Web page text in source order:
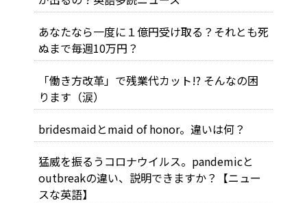
あなたなら一度に１億円受け取る？それとも死
ぬまで毎週10万円？
「働き方改革」で残業代カット!? そんなの困
ります（涙）
bridesmaidとmaid of honor。違いは何？
猛威を振るうコロナウイルス。pandemicと
outbreakの違い、説明できますか？【ニュー
スな英語】